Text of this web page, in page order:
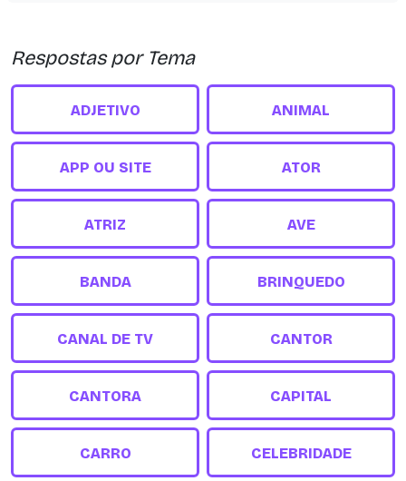
Respostas por Tema
ADJETIVO ANIMAL
APP OU SITE ATOR
ATRIZ AVE
BANDA BRINQUEDO
CANAL DE TV CANTOR
CANTORA CAPITAL
CARRO CELEBRIDADE